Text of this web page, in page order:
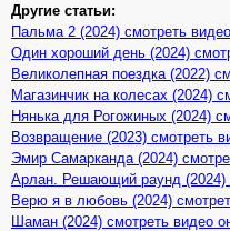
Другие статьи:
Пальма 2 (2024) смотреть
Один хороший день (2024)
Великолепная поездка (2022)
Магазинчик на колесах (2024)
Нянька для Рогожиных (2024)
Возвращение (2023) смотреть
Эмир Самарканда (2024)
Арлан. Решающий раунд (2024)
Верю я в любовь (2024)
Шаман (2024) смотреть видео